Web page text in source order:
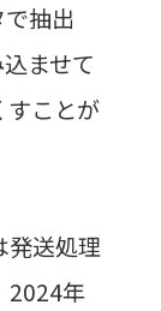
抽出
ませて
すことが
発送処理
2024年